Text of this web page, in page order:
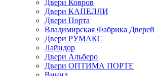
Двери Ковров
Двери КАПЕЛЛИ
Двери Порта
Владимирская Фабрика Дверей
Двери РУМАКС
Лайндор
Двери Альберо
Двери ОПТИМА ПОРТЕ